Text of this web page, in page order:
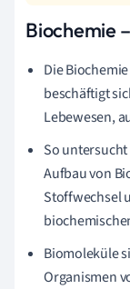
Biochemie
Die
beschäftigt
Lebewesen,
So
Aufbau von
Stoffwechsel
Biomoleküle
Organismen